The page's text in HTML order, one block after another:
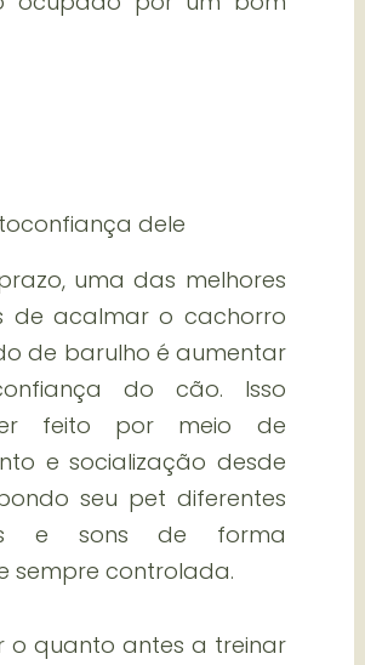
dele
uma das melhores
de acalmar o cachorro
de barulho é aumentar
do cão. Isso
feito por meio de
e socialização desde
seu pet diferentes
e sons de forma
sempre controlada.
o quanto antes a treinar